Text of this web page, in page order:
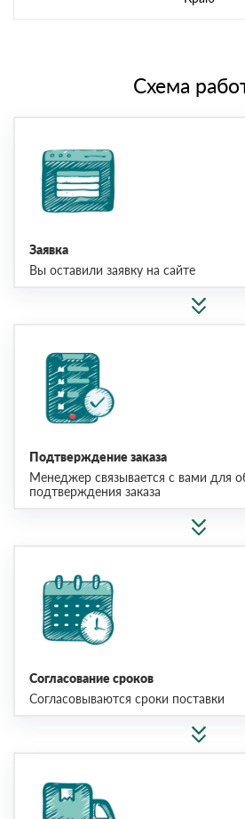
Схема
Заявка
Вы оставили заявку на сайте
Подтверждение заказа
Менеджер связывается с вами для
подтверждения заказа
Согласование сроков
Согласовываются сроки поставки